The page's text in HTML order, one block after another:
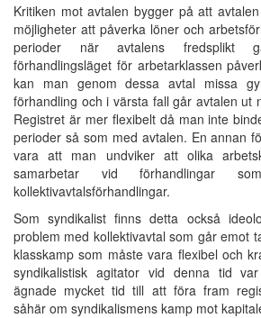
Kritiken mot avtalen bygger på att
möjligheter att påverka löner och
perioder när avtalens fredsplikt
förhandlingsläget för arbetarklassen
kan man genom dessa avtal missa
förhandling och i värsta fall går avtalen ut
Registret är mer flexibelt då man inte
perioder så som med avtalen. En annan
vara att man undviker att olika
samarbetar vid förhandlingar
kollektivavtalsförhandlingar.
Som syndikalist finns detta också
problem med kollektivavtal som går emot
klasskamp som måste vara flexibel och
syndikalistisk agitator vid denna tid
ägnade mycket tid till att föra fram
såhär om syndikalismens kamp mot